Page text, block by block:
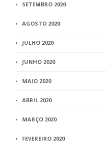
SETEMBRO 2020
AGOSTO 2020
JULHO 2020
JUNHO 2020
MAIO 2020
ABRIL 2020
MARÇO 2020
FEVEREIRO 2020